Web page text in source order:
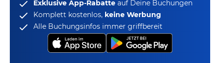
Exklusive App-Rabatte auf Deine Buchungen
Komplett kostenlos, keine Werbung
Alle Buchungsinfos immer griffbereit